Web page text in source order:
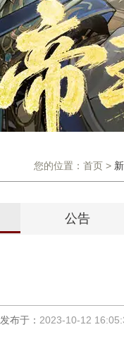
您的位置： 首页 >
公告
发布于： 2023-10-12